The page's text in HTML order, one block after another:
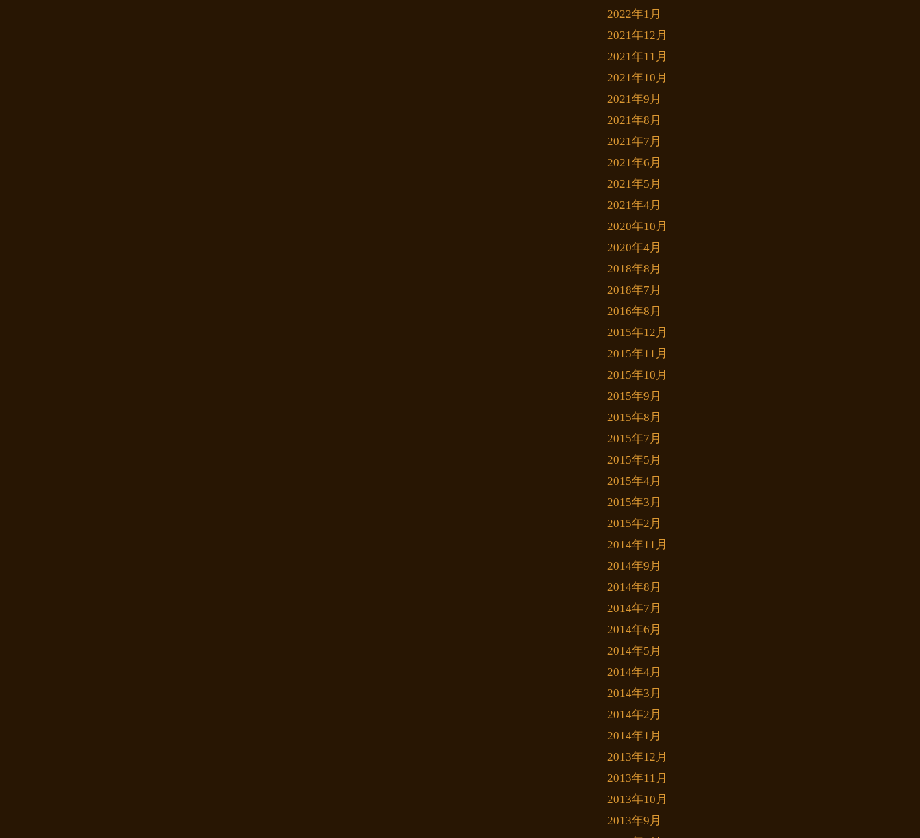
2022年1月
2021年12月
2021年11月
2021年10月
2021年9月
2021年8月
2021年7月
2021年6月
2021年5月
2021年4月
2020年10月
2020年4月
2018年8月
2018年7月
2016年8月
2015年12月
2015年11月
2015年10月
2015年9月
2015年8月
2015年7月
2015年5月
2015年4月
2015年3月
2015年2月
2014年11月
2014年9月
2014年8月
2014年7月
2014年6月
2014年5月
2014年4月
2014年3月
2014年2月
2014年1月
2013年12月
2013年11月
2013年10月
2013年9月